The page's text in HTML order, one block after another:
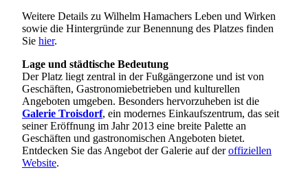
Weitere Details zu Wilhelm Hamachers Leben und Wirken
sowie die Hintergründe zur Benennung des Platzes finden
Sie hier.
Lage und städtische Bedeutung
Der Platz liegt zentral in der Fußgängerzone und ist von
Geschäften, Gastronomiebetrieben und kulturellen
Angeboten umgeben. Besonders hervorzuheben ist die
Galerie Troisdorf, ein modernes Einkaufszentrum, das seit
seiner Eröffnung im Jahr 2013 eine breite Palette an
Geschäften und gastronomischen Angeboten bietet.
Entdecken Sie das Angebot der Galerie auf deroffiziellen
Website.